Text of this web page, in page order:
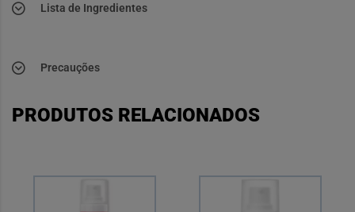
Lista de Ingredientes
Precauções
PRODUTOS RELACIONADOS